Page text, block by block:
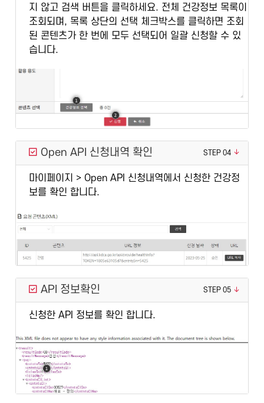
지 않고 검색 버튼을 클릭하세요. 전체 건강정보 목록이
조회되며, 목록 상단의 선택 체크박스를 클릭하면 조회
된 콘텐츠가 한 번에 모두 선택되어 일괄 신청할 수 있
습니다.
Open API 신청내역 확인 STEP 04
마이페이지 > Open API 신청내역에서 신청한 건강정
보를 확인 합니다.
API 정보확인 STEP 05
신청한 API 정보를 확인 합니다.